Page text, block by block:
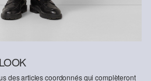
des articles coordonnés qui complèteront